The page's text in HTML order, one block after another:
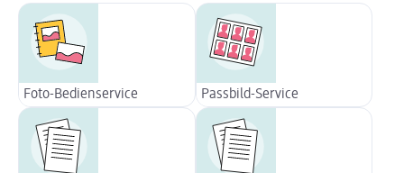
Foto-Bedienservice Passbild-Service